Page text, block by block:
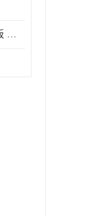
贵阳KA证书提供图纸模板 深圳中诺检测